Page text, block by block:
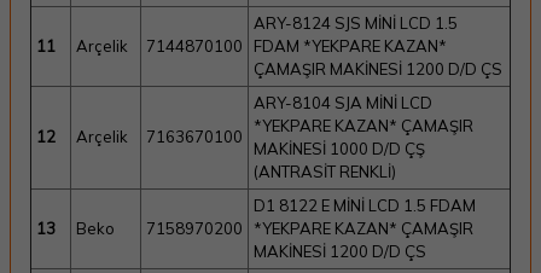
11 Arçelik 7144870100
ARY-8124 SJS MİNİ LCD 1.5
FDAM *YEKPARE KAZAN*
ÇAMAŞIR MAKİNESİ 1200 D/D ÇS
12 Arçelik 7163670100
ARY-8104 SJA MİNİ LCD
*YEKPARE KAZAN* ÇAMAŞIR
MAKİNESİ 1000 D/D ÇŞ
(ANTRASİT RENKLİ)
13 Beko 7158970200
D1 8122 E MİNİ LCD 1.5 FDAM
*YEKPARE KAZAN* ÇAMAŞIR
MAKİNESİ 1200 D/D ÇS